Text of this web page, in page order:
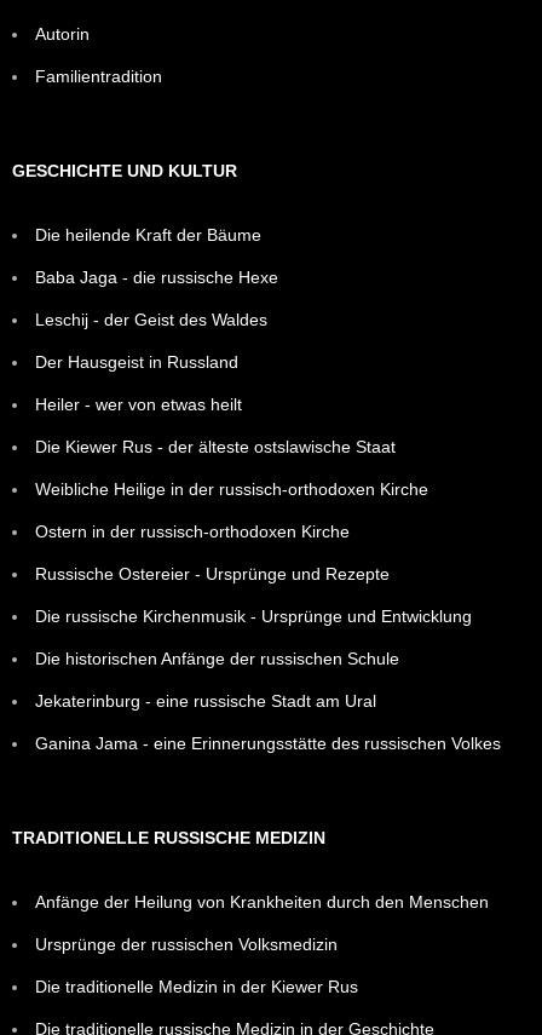
Autorin
Familientradition
GESCHICHTE UND KULTUR
Die heilende Kraft der Bäume
Baba Jaga - die russische Hexe
Leschij - der Geist des Waldes
Der Hausgeist in Russland
Heiler - wer von etwas heilt
Die Kiewer Rus - der älteste ostslawische Staat
Weibliche Heilige in der russisch-orthodoxen Kirche
Ostern in der russisch-orthodoxen Kirche
Russische Ostereier - Ursprünge und Rezepte
Die russische Kirchenmusik - Ursprünge und Entwicklung
Die historischen Anfänge der russischen Schule
Jekaterinburg - eine russische Stadt am Ural
Ganina Jama - eine Erinnerungsstätte des russischen Volkes
TRADITIONELLE RUSSISCHE MEDIZIN
Anfänge der Heilung von Krankheiten durch den Menschen
Ursprünge der russischen Volksmedizin
Die traditionelle Medizin in der Kiewer Rus
Die traditionelle russische Medizin in der Geschichte